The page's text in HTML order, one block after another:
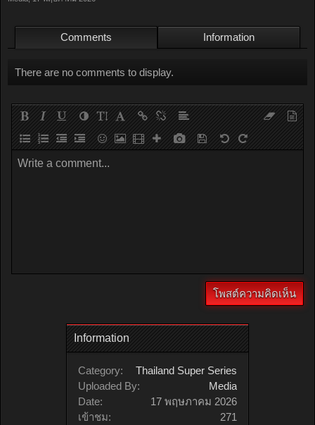
Comments Information
There are no comments to display.
Write a comment...
Information
Category:
Thailand Super Series
Uploaded By:
Media
Date:
17 พฤษภาคม 2026
เข้าชม:
271